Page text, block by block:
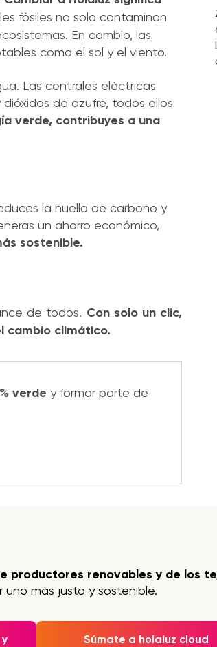
fósiles no solo contaminan
En cambio, las
como el sol y el viento.
Las centrales eléctricas
de azufre, todos ellos
verde, contribuyes a una
la huella de carbono y
un ahorro económico,
sostenible.
de todos. Con solo un clic,
cambio climático.
verde y formar parte de
productores renovables y de los
más justo y sostenible.
Súmate a holaluz cloud